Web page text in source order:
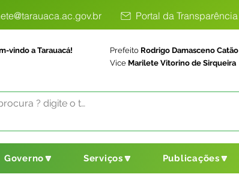
Portal da Transparência
vindo a Tarauacá! Prefeito Rodrigo Damasceno Catão
Vice Marilete Vitorino de Sirqueira
Governo🔽 Serviços🔽 Publicações🔽